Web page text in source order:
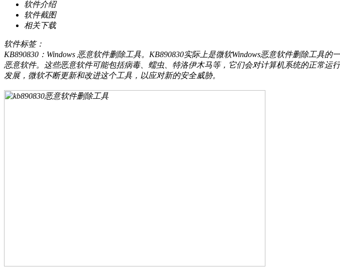
软件介绍
软件截图
相关下载
软件标签：
KB890830：Windows 恶意软件删除工具。KB890830实际上是微软Windows恶意软件删除工
恶意软件。这些恶意软件可能包括病毒、蠕虫、特洛伊木马等，它们会对计算机系统的正常
发展，微软不断更新和改进这个工具，以应对新的安全威胁。